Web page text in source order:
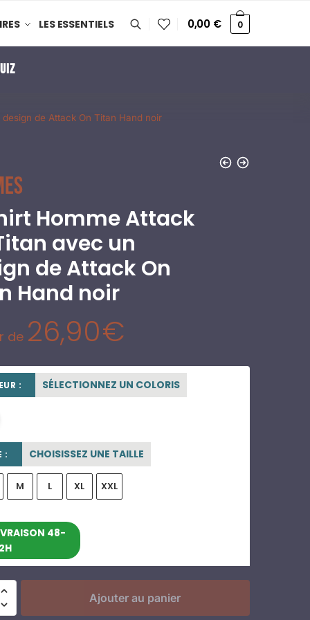
LES ESSENTIELS 0,00 € 0
de Attack On Titan Hand noir
Homme Attack
avec un
de Attack On
Hand noir
de 26,90€
: SÉLECTIONNEZ UN COLORIS
: CHOISISSEZ UNE TAILLE
M L XL XXL
48-
Ajouter au panier